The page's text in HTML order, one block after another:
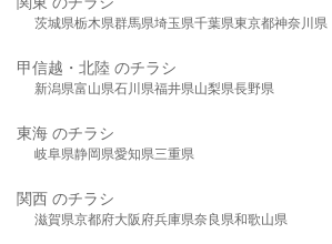
茨城県栃木県群馬県埼玉県千葉県東京都神奈川県
甲信越・北陸 のチラシ
新潟県富山県石川県福井県山梨県長野県
東海 のチラシ
岐阜県静岡県愛知県三重県
関西 のチラシ
滋賀県京都府大阪府兵庫県奈良県和歌山県